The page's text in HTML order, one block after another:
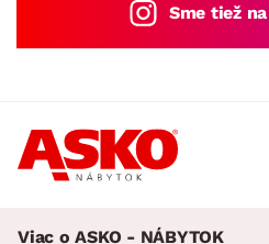
Sme tiež
Viac o ASKO - NÁBYTOK